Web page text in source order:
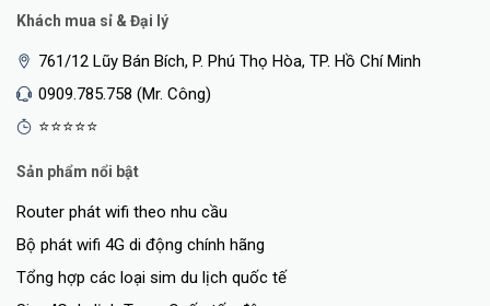
Khách mua sỉ & Đại lý
761/12 Lũy Bán Bích, P. Phú Thọ Hòa, TP. Hồ Chí Minh
0909.785.758 (Mr. Công)
⭐⭐⭐⭐⭐
Sản phẩm nổi bật
Router phát wifi theo nhu cầu
Bộ phát wifi 4G di động chính hãng
Tổng hợp các loại sim du lịch quốc tế